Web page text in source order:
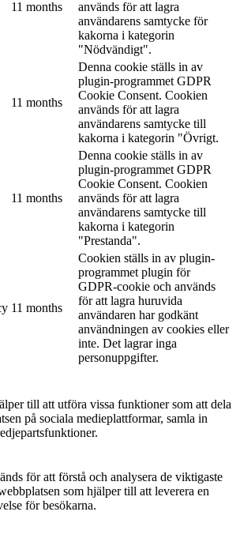
11 months
används för att lagra
användarens samtycke för
kakorna i kategorin
"Nödvändigt".
11 months
Denna cookie ställs in av
plugin-programmet GDPR
Cookie Consent. Cookien
används för att lagra
användarens samtycke till
kakorna i kategorin "Övrigt.
11 months
Denna cookie ställs in av
plugin-programmet GDPR
Cookie Consent. Cookien
används för att lagra
användarens samtycke till
kakorna i kategorin
"Prestanda".
11 months
Cookien ställs in av plugin-
programmet plugin för
GDPR-cookie och används
för att lagra huruvida
användaren har godkänt
användningen av cookies eller
inte. Det lagrar inga
personuppgifter.
till att utföra vissa funktioner som att dela
på sociala medieplattformar, samla in
för att förstå och analysera de viktigaste
som hjälper till att leverera en
för besökarna.